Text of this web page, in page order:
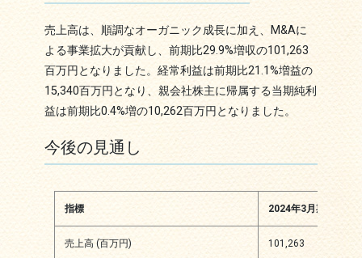
売上高は、順調なオーガニック成長に加え、M&Aに
よる事業拡大が貢献し、前期比29.9%増収の101,263
百万円となりました。経常利益は前期比21.1%増益の
15,340百万円となり、親会社株主に帰属する当期純利
益は前期比0.4%増の10,262百万円となりました。
今後の見通し
指標 2024年3月期
売上高 (百万円) 101,263